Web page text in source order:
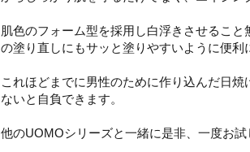
肌色のフォーム型を採用し白浮きさせるこ
の塗り直しにもサッと塗りやすいように便利
これほどまでに男性のために作り込んだ日
ないと自負できます。
他のUOMOシリーズと一緒に是非、一度お